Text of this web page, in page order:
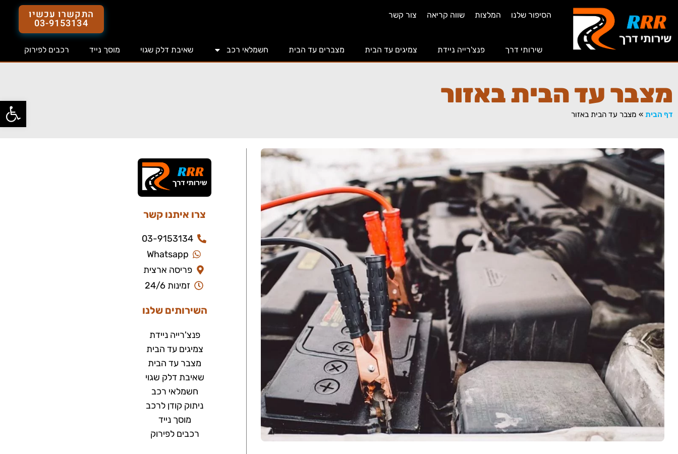
פתח
הסיפור שלנו המלצות שווה קריאה צור קשר התקשרו עכשיו
03-9153134
שירותי דרך פנצ'רייה ניידת צמיגים עד הבית מצברים עד הבית חשמלאי רכב שאיבת דלק שגוי מוסך נייד רכבים לפירוק
מצבר עד הבית באזור
דף הבית » מצבר עד הבית באזור
צרו איתנו קשר
03-9153134
Whatsapp
פריסה ארצית
זמינות 24/6
השירותים שלנו
פנצ'רייה ניידת
צמיגים עד הבית
מצבר עד הבית​
שאיבת דלק שגוי
חשמלאי רכב
ניתוק קודן לרכב
מוסך נייד
רכבים לפירוק